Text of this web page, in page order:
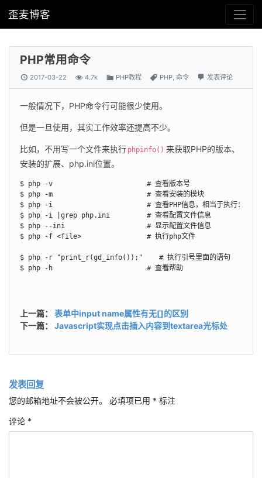
歪麦博客
PHP常用命令
2017-03-22 4.7k PHP教程 PHP, 命令 发表评论
一般情况下，PHP命令行可能很少使用。
但是一旦使用，其实工作效率还提高不少。
比如，不用写一个文件来执行 phpinfo() 来获取PHP的版本、
安装的扩展、php.ini位置。
$ php -v                       # 查看版本号
$ php -m                       # 查看安装的模块
$ php -i                       # 查看PHP信息，相当于执行：
$ php -i |grep php.ini         # 查看配置文件信息
$ php --ini                    # 显示配置文件信息
$ php -f <file>                # 执行php文件
$ php -r "print_r(gd_info());"    # 执行引号里面的语句
$ php -h                       # 查看帮助
上一篇： 表单中input name属性有无[]的区别
下一篇： Javascript实现点击插入内容到textarea光标处
发表回复
您的邮箱地址不会被公开。 必填项已用 * 标注
评论 *